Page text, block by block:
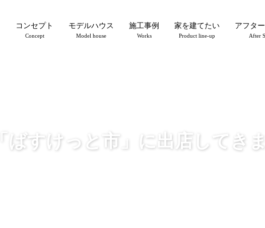
コンセプト
Concept
モデルハウス
Model house
施工事例
Works
家を建てたい
Product line-up
アフタ
After
「ばすけっと市」に出店してき